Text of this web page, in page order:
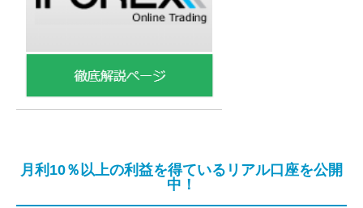
月利10％以上の利益を得ているリアル口座を公開
中！